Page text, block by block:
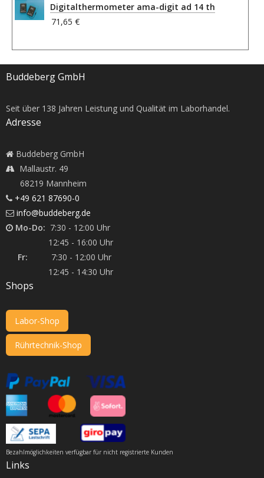
Digitalthermometer ama-digit ad 14 th
71,65 €
Buddeberg GmbH
Seit über 138 Jahren Leistung und Qualität im Laborhandel.
Adresse
Buddeberg GmbH
Mallaustr. 49
68219 Mannheim
+49 621 87690-0
info@buddeberg.de
Mo-Do: 7:30 - 12:00 Uhr
12:45 - 16:00 Uhr
Fr: 7:30 - 12:00 Uhr
12:45 - 14:30 Uhr
Shops
Labor-Shop
Rührtechnik-Shop
Bezahlmöglichkeiten verfügbar für nicht registrierte Kunden
Links